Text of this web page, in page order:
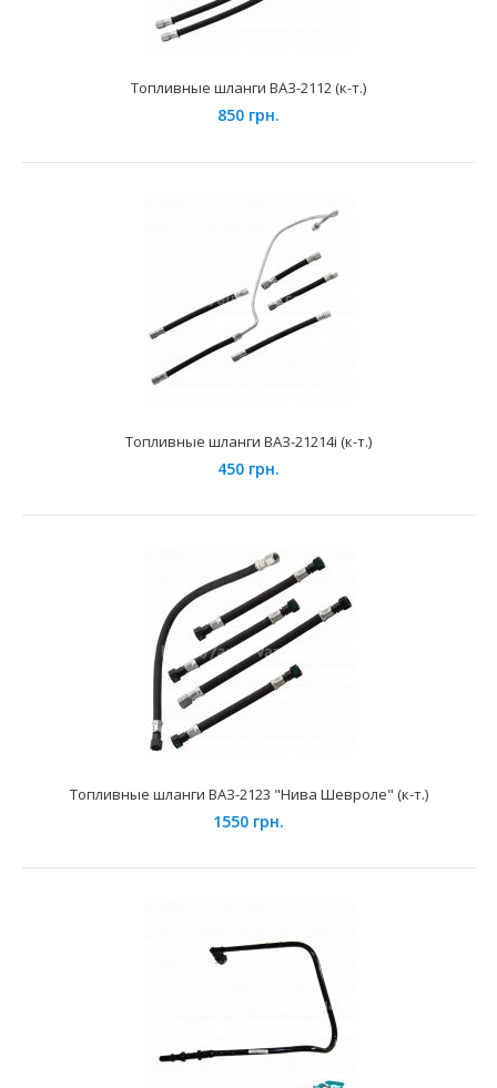
Применение на автомобилях семейства ВАЗ-2123 "Niva
Chevrolet" и её модификаций. Данная магистр..
Топливная трубка погружённого бензонасоса (длинная)
45 грн.
Применение на автомобилях семейства ВАЗ с
инжекторной системой впрыска топлива...
Топливная трубка погружённого бензонасоса (средняя)
Топливные шланги ВАЗ-2112 (к-т.)
850 грн.
Топливные шланги ВАЗ-21214i (к-т.)
450 грн.
Топливные шланги ВАЗ-2123 "Нива Шевроле" (к-т.)
1550 грн.